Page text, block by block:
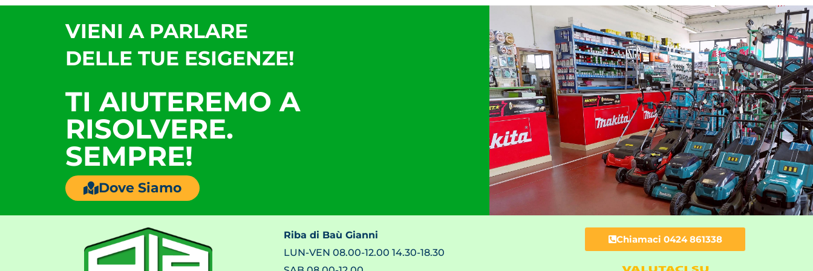
VIENI A PARLARE
DELLE TUE ESIGENZE!
TI AIUTEREMO A
RISOLVERE.
SEMPRE!
Dove Siamo
Riba di Baù Gianni
LUN-VEN 08.00-12.00 14.30-18.30
Chiamaci 0424 861338